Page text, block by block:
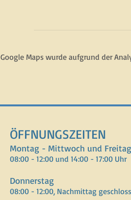
Google Maps wurde aufgrund der
ÖFFNUNGSZEITEN
Montag - Mittwoch und Freitag
08:00 - 12:00 und 14:00 - 17:00 Uhr
Donnerstag
08:00 - 12:00, Nachmittag